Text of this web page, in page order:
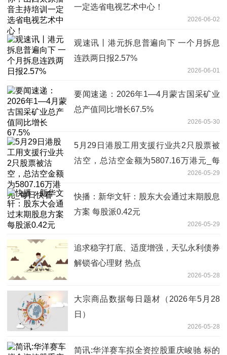
一定选省电视艺术中心！
2026-06-02
观速讯丨港元拆息普遍向下 一个月拆息
连跌两日报2.57%
2026-06-01
要闻速递：2026年1—4月蒙古国采矿业
总产值同比增长67.5%
2026-05-30
5月29日港股工用支援行业共2只股票被
沽空，总沽空金额为5807.16万港元_每
2026-05-29
快播：新华文轩：股东大会通过末期股息
方案 每股派0.42元
2026-05-29
追求稳字打底、适度增强，天弘永利债券
解锁省心理财 热点
2026-05-28
大宗商品数据每日题材（2026年5月28
日）​
2026-05-28
简讯:华洋赛车拟全资控股重庆峻驰 标的